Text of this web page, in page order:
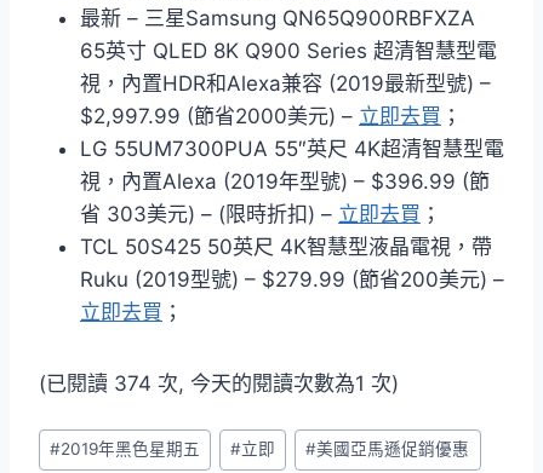
最新 – 三星Samsung QN65Q900RBFXZA
65英寸 QLED 8K Q900 Series 超清智慧型電
視，內置HDR和Alexa兼容 (2019最新型號) –
$2,997.99 (節省2000美元) – 立即去買 ；
LG 55UM7300PUA 55″英尺 4K超清智慧型電
視，內置Alexa (2019年型號) – $396.99 (節
省 303美元) – (限時折扣) – 立即去買 ；
TCL 50S425 50英尺 4K智慧型液晶電視，帶
Ruku (2019型號) – $279.99 (節省200美元) –
立即去買 ；
(已閱讀 374 次, 今天的閱讀次數為1 次)
Post
#2019年黑色星期五 #立即 #美國亞馬遜促銷優惠